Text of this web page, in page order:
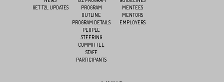
GET T2L UPDATES
PROGRAM
OUTLINE
PROGRAM DETAILS
PEOPLE
STEERING
COMMITTEE
STAFF
PARTICIPANTS
MENTEES
MENTORS
EMPLOYERS